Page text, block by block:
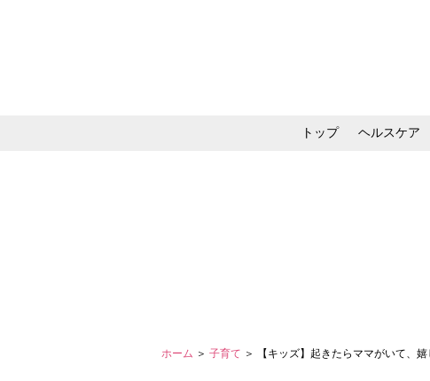
トップ ヘルスケア
ホーム ＞ 子育て ＞ 【キッズ】起きたらママがいて、